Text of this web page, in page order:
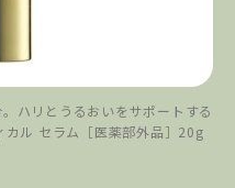
ハリとうるおいをサポートする
ル セラム［医薬部外品］20g